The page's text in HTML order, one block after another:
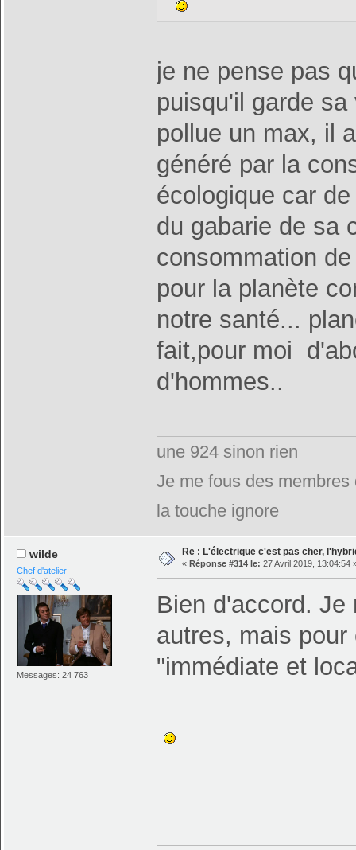
je ne pense pas
puisqu'il garde
pollue un max, il
généré par la
écologique car
du gabarie de sa
consommation
pour la planète
notre santé...
fait,pour moi
d'hommes..
une 924 sinon rien
Je me fous des
la touche ignore
wilde
Chef d'atelier
Messages: 24 763
Re : L'électrique c'est pas cher,
« Réponse #314 le: 27 Avril 2019, 13:04:54
Bien d'accord. Je
autres, mais
"immédiate et